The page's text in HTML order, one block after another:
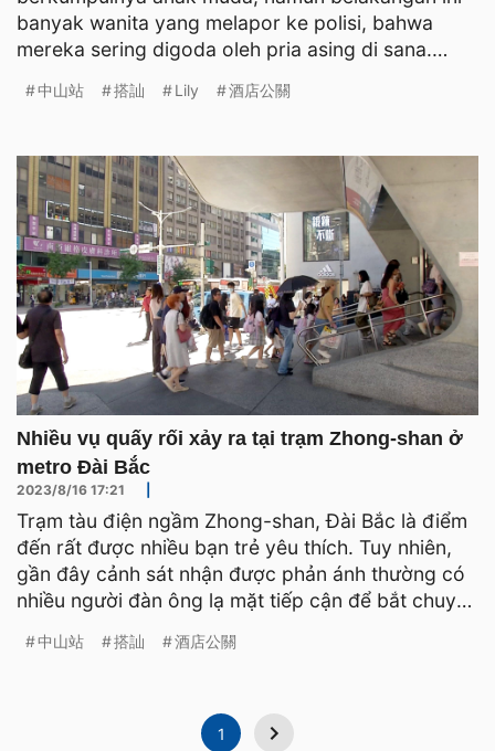
banyak wanita yang melapor ke polisi, bahwa
mereka sering digoda oleh pria asing di sana.
中山站 搭訕 Lily 酒店公關
Nhiều vụ quấy rối xảy ra tại trạm Zhong-shan ở
metro Đài Bắc
2023/8/16 17:21
Trạm tàu điện ngầm Zhong-shan, Đài Bắc là điểm
đến rất được nhiều bạn trẻ yêu thích. Tuy nhiên,
gần đây cảnh sát nhận được phản ánh thường có
nhiều người đàn ông lạ mặt tiếp cận để bắt chuyện
中山站 搭訕 酒店公關
1